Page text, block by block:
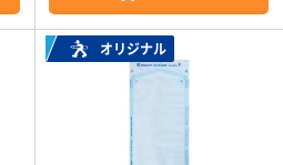
オリジナル